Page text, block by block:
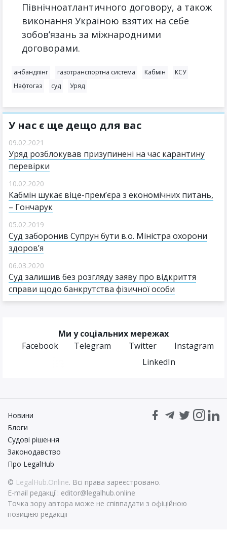
Північноатлантичного договору, а також
виконання Україною взятих на себе
зобов’язань за міжнародними
договорами.
анбандлінг газотранспортна система Кабмін
КСУ
Нафтогаз
суд Уряд
У нас є ще дещо для вас
09.02.2021
Уряд розблокував призупинені на час карантину
перевірки
10.02.2020
Кабмін шукає віце-прем’єра з економічних питань,
– Гончарук
05.02.2019
Суд заборонив Супрун бути в.о. Міністра охорони
здоров’я
06.03.2020
Суд залишив без розгляду заяву про відкриття
справи щодо банкрутства фізичної особи
Ми у соціальних мережах
Facebook
Telegram Twitter
Instagram
LinkedIn
© LegalHub.Online. Всі права зареєстровано.
E-mail редакції: editor@legalhub.online
Точка зору автора може не співпадати з офіційною
позицією редакції
Новини
Блоги
Судові рішення
Законодавство
Про LegalHub